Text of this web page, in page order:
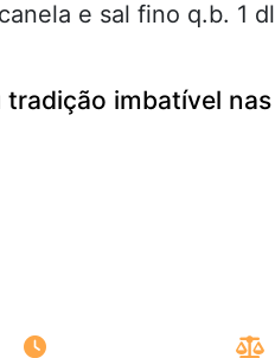
e sal fino q.b. 1 dl
tradição imbatível nas